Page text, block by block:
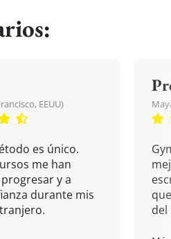
EEUU)
es único.
me han
y a
durante mis
del